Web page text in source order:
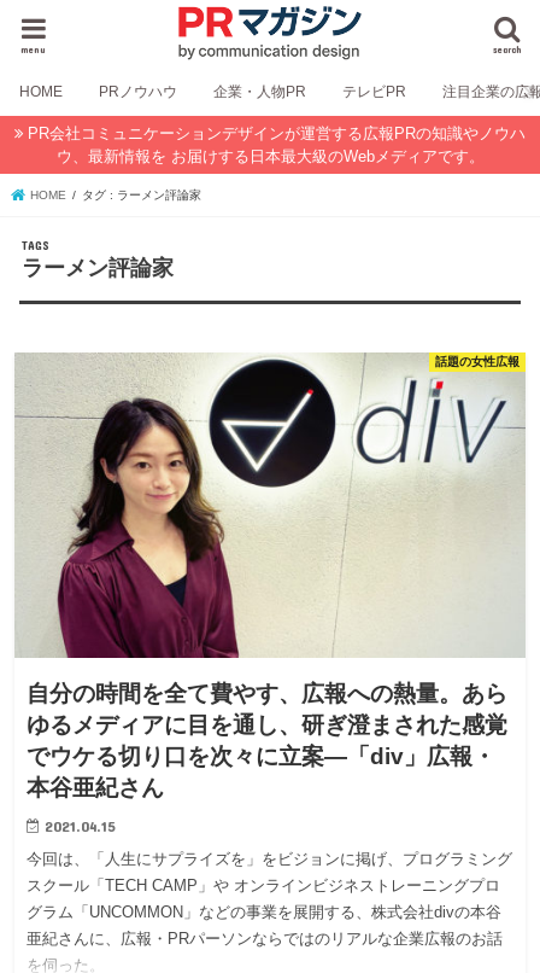
search
menu
HOME PRノウハウ 企業・人物PR テレビPR 注目企業の広
PR会社コミュニケーションデザインが運営する広報PRの知識やノウハ
ウ、最新情報を お届けする日本最大級のWebメディアです。
HOME タグ : ラーメン評論家
ラーメン評論家
話題の女性広報
自分の時間を全て費やす、広報への熱量。あら
ゆるメディアに目を通し、研ぎ澄まされた感覚
でウケる切り口を次々に立案—「div」広報・
本谷亜紀さん
2021.04.15
今回は、「人生にサプライズを」をビジョンに掲げ、プログラミング
スクール「TECH CAMP」や オンラインビジネストレーニングプロ
グラム「UNCOMMON」などの事業を展開する、株式会社divの本谷
亜紀さんに、広報・PRパーソンならではのリアルな企業広報のお話
を伺った。